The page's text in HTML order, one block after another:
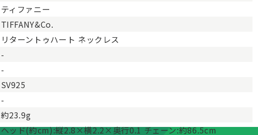
ティファニー
TIFFANY&Co.
リターントゥハート ネックレス
-
-
SV925
-
約23.9g
ヘッド(約cm):縦2.8×横2.2×奥行0.1 チェーン:約86.5cm